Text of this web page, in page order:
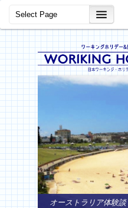
オーストラリア体験談